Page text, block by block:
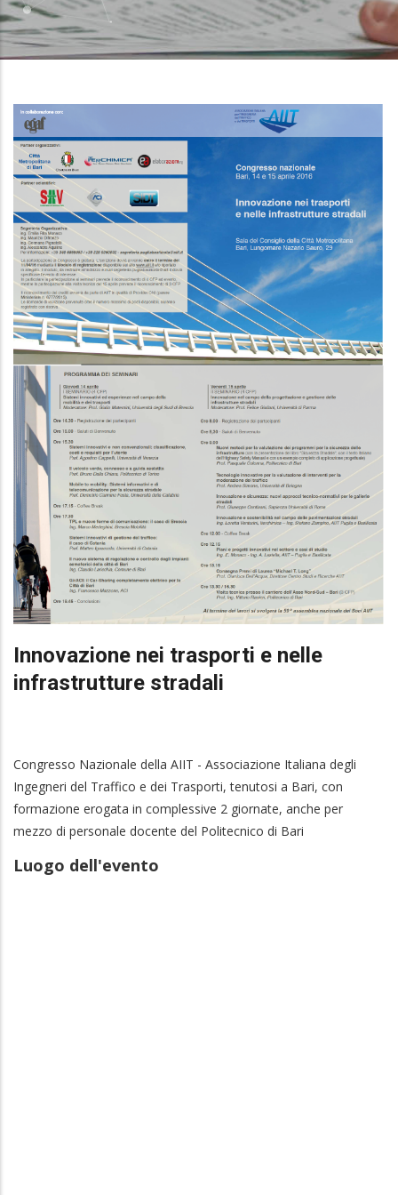
Innovazione nei trasporti e nelle
infrastrutture stradali
Congresso Nazionale della AIIT - Associazione Italiana degli
Ingegneri del Traffico e dei Trasporti, tenutosi a Bari, con
formazione erogata in complessive 2 giornate, anche per
mezzo di personale docente del Politecnico di Bari
Luogo dell'evento